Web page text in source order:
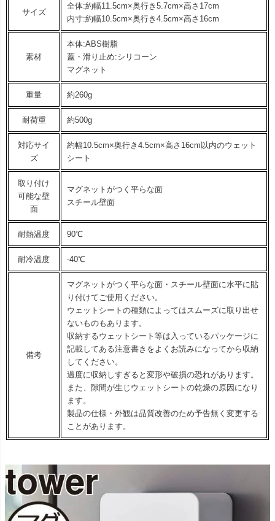
サイズ
全体:約幅11.5cm×奥行き5.7cm×高さ17cm
内寸:約幅10.5cm×奥行き4.5cm×高さ16cm
素材
本体:ABS樹脂
蓋・滑り止め:シリコーン
マグネット
重量 約260g
耐荷重 約500g
対応サイ
ズ
約幅10.5cm×奥行き4.5cm×高さ16cm以内のウェット
シート
取り付け
可能な壁
面
マグネットがつく平らな面
スチール壁面
耐熱温度 90℃
耐冷温度 -40℃
備考
マグネットがつく平らな面・スチール壁面に水平に貼
り付けてご使用ください。
ウェットシートの種類によってはスムーズに取り出せ
ないものもあります。
収納するウェットシート等は入っているパッケージに
記載してある注意書きをよくお読みになってから収納
してください。
過度に収納しすぎると変形や破損の恐れがあります。
また、隙間が生じウェットシートの乾燥の原因になり
ます。
製品の仕様・外観は品質改善のため予告無く変更する
ことがあります。